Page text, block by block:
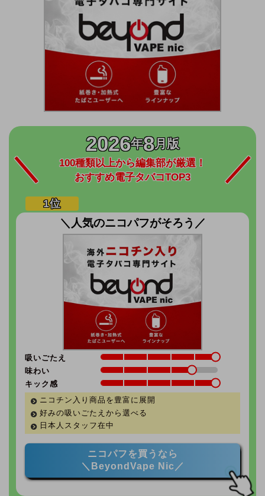
2026年8月版
100種類以上から編集部が厳選！
おすすめ電子タバコTOP3
＼人気のニコパフがそろう／
吸いごたえ
味わい
キック感
ニコチン入り商品を豊富に展開
好みの吸いごたえから選べる
日本人スタッフ在中
ニコパフを買うなら
＼BeyondVape Nic／